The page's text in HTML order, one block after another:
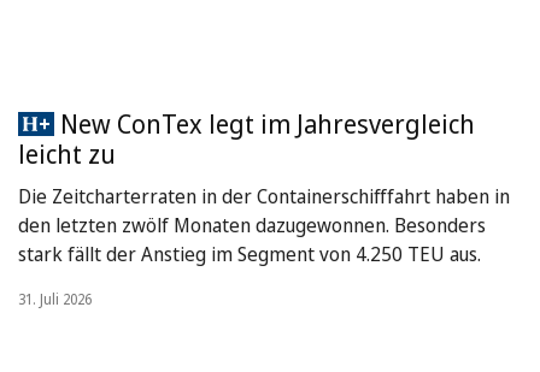
New ConTex legt im Jahresvergleich
leicht zu
Die Zeitcharterraten in der Containerschifffahrt haben in
den letzten zwölf Monaten dazugewonnen. Besonders
stark fällt der Anstieg im Segment von 4.250 TEU aus.
31. Juli 2026